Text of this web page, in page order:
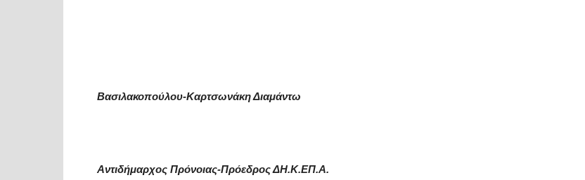
Βασιλακοπούλου-Καρτσωνάκη Διαμάντω
Αντιδήμαρχος Πρόνοιας-Πρόεδρος ΔΗ.Κ.ΕΠ.Α.